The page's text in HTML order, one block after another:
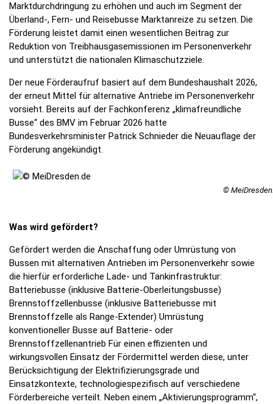
Marktdurchdringung zu erhöhen und auch im Segment der
Überland-, Fern- und Reisebusse Marktanreize zu setzen. Die
Förderung leistet damit einen wesentlichen Beitrag zur
Reduktion von Treibhausgasemissionen im Personenverkehr
und unterstützt die nationalen Klimaschutzziele.
Der neue Förderaufruf basiert auf dem Bundeshaushalt 2026,
der erneut Mittel für alternative Antriebe im Personenverkehr
vorsieht. Bereits auf der Fachkonferenz „klimafreundliche
Busse“ des BMV im Februar 2026 hatte
Bundesverkehrsminister Patrick Schnieder die Neuauflage der
Förderung angekündigt.
©
Was wird gefördert?
Gefördert werden die Anschaffung oder Umrüstung von
Bussen mit alternativen Antrieben im Personenverkehr sowie
die hierfür erforderliche Lade- und Tankinfrastruktur:
Batteriebusse (inklusive Batterie-Oberleitungsbusse)
Brennstoffzellenbusse (inklusive Batteriebusse mit
Brennstoffzelle als Range‑Extender) Umrüstung
konventioneller Busse auf Batterie‑ oder
Brennstoffzellenantrieb Für einen effizienten und
wirkungsvollen Einsatz der Fördermittel werden diese, unter
Berücksichtigung der Elektrifizierungsgrade und
Einsatzkontexte, technologiespezifisch auf verschiedene
Förderbereiche verteilt. Neben einem „Aktivierungsprogramm“,